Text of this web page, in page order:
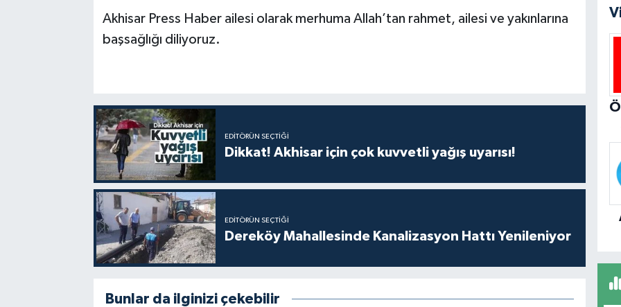
Akhisar Press Haber ailesi olarak merhuma Allah’tan rahmet, ailesi ve yakınlarına
başsağlığı diliyoruz.
EDITÖRÜN SEÇTIĞI
Dikkat! Akhisar için çok kuvvetli yağış uyarısı!
EDITÖRÜN SEÇTIĞI
Dereköy Mahallesinde Kanalizasyon Hattı Yenileniyor
Bunlar da ilginizi çekebilir